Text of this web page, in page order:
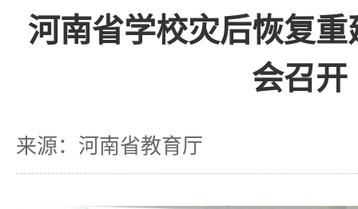
河南省学校灾后恢复
会召开
来源：河南省教育厅